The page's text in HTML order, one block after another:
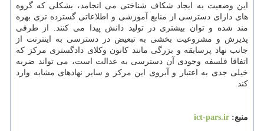
این وضعیت به ایجاد شکاف شناختی می انجامد، بشکلی که گروه
های دارای دسترسی از منابع آموزشی و اطلاعاتی گسترده تری بهره
مند شده و توان بیشتری در تولید دانش پیدا می کنند. از طرفی
پذیرش و مشروعیت بخشی به تبعیض در دسترسی به اینترنت از
جانب نهاد پرسابقه و بزرگی مانند کانون وکلای دادگستری مرکز که
اتفاقا فلسفه وجودی آن دسترسی به عدالت است، می تواند ضربه
خیلی جدی به اعتبار و آبروی این مرکز و سایر نهادهای مشابه وارد
کند.
منبع: ict-pars.ir